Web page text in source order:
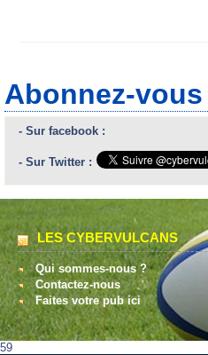
Abonnez-
- Sur facebook :
- Sur Twitter :
LES CYBERVULCANS
Qui sommes-nous ?
Contactez-nous
Faites votre pub ici
59